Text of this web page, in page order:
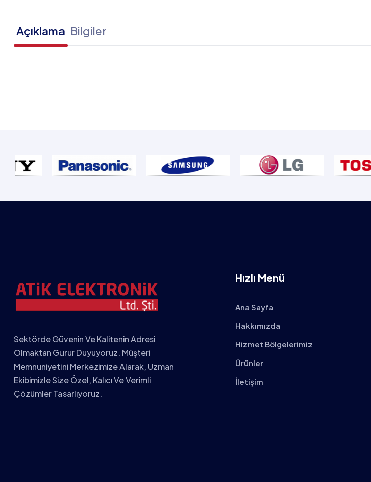
Açıklama Bilgiler
Sektörde Güvenin Ve Kalitenin Adresi
Olmaktan Gurur Duyuyoruz. Müşteri
Memnuniyetini Merkezimize Alarak, Uzman
Ekibimizle Size Özel, Kalıcı Ve Verimli
Çözümler Tasarlıyoruz.
Hızlı Menü
Ana Sayfa
Hakkımızda
Hizmet Bölgelerimiz
Ürünler
İletişim